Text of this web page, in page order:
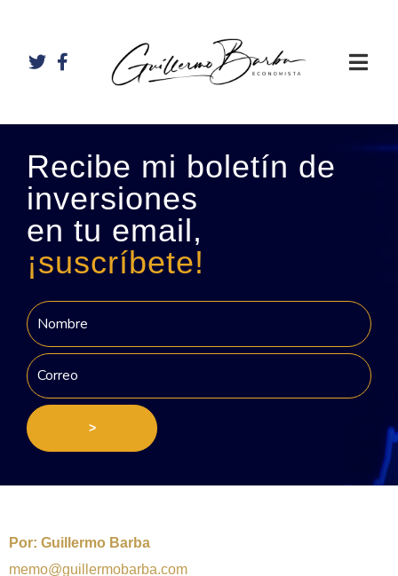
Recibe mi boletín de
inversiones
en tu email,
¡suscríbete!
>
Por: Guillermo Barba
memo@guillermobarba.com